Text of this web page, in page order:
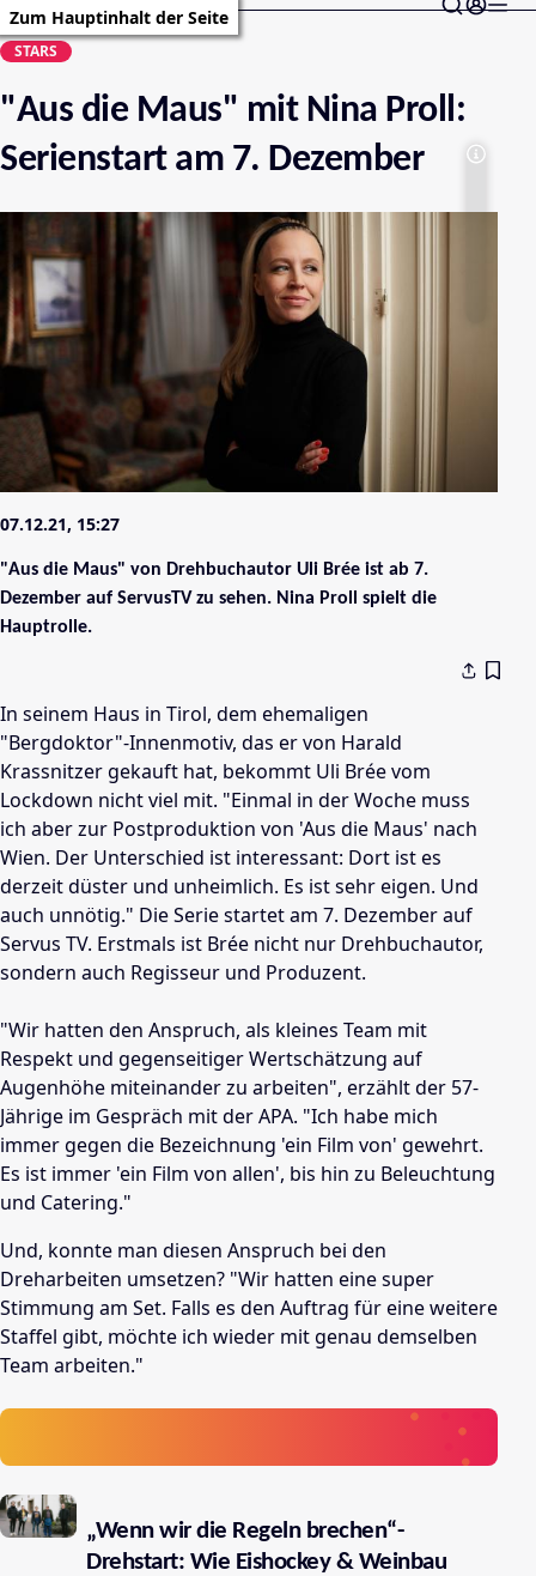
Zum Hauptinhalt der Seite
STARS
"Aus die Maus" mit Nina Proll:
Serienstart am 7. Dezember
07.12.21, 15:27
"Aus die Maus" von Drehbuchautor Uli Brée ist ab 7.
Dezember auf ServusTV zu sehen. Nina Proll spielt die
Hauptrolle.
In seinem Haus in Tirol, dem ehemaligen
"Bergdoktor"-Innenmotiv, das er von Harald
Krassnitzer gekauft hat, bekommt Uli Brée vom
Lockdown nicht viel mit. "Einmal in der Woche muss
ich aber zur Postproduktion von 'Aus die Maus' nach
Wien. Der Unterschied ist interessant: Dort ist es
derzeit düster und unheimlich. Es ist sehr eigen. Und
auch unnötig." Die Serie startet am 7. Dezember auf
Servus TV. Erstmals ist Brée nicht nur Drehbuchautor,
sondern auch Regisseur und Produzent.
"Wir hatten den Anspruch, als kleines Team mit
Respekt und gegenseitiger Wertschätzung auf
Augenhöhe miteinander zu arbeiten", erzählt der 57-
Jährige im Gespräch mit der APA. "Ich habe mich
immer gegen die Bezeichnung 'ein Film von' gewehrt.
Es ist immer 'ein Film von allen', bis hin zu Beleuchtung
und Catering."
Und, konnte man diesen Anspruch bei den
Dreharbeiten umsetzen? "Wir hatten eine super
Stimmung am Set. Falls es den Auftrag für eine weitere
Staffel gibt, möchte ich wieder mit genau demselben
Team arbeiten."
„Wenn wir die Regeln brechen“-
Drehstart: Wie Eishockey & Weinbau